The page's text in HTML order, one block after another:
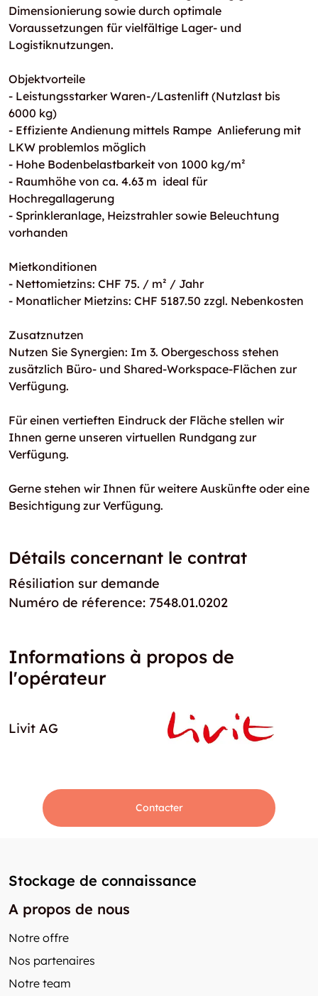
Dimensionierung sowie durch optimale
Voraussetzungen für vielfältige Lager- und
Logistiknutzungen.
Objektvorteile
- Leistungsstarker Waren-/Lastenlift (Nutzlast bis
6000 kg)
- Effiziente Andienung mittels Rampe  Anlieferung mit
LKW problemlos möglich
- Hohe Bodenbelastbarkeit von 1000 kg/m²
- Raumhöhe von ca. 4.63 m  ideal für
Hochregallagerung
- Sprinkleranlage, Heizstrahler sowie Beleuchtung
vorhanden
Mietkonditionen
- Nettomietzins: CHF 75. / m² / Jahr
- Monatlicher Mietzins: CHF 5187.50 zzgl. Nebenkosten
Zusatznutzen
Nutzen Sie Synergien: Im 3. Obergeschoss stehen
zusätzlich Büro- und Shared-Workspace-Flächen zur
Verfügung.
Für einen vertieften Eindruck der Fläche stellen wir
Ihnen gerne unseren virtuellen Rundgang zur
Verfügung.
Gerne stehen wir Ihnen für weitere Auskünfte oder eine
Besichtigung zur Verfügung.
Détails concernant le contrat
Résiliation sur demande
Numéro de réference: 7548.01.0202
Informations à propos de
l'opérateur
Livit AG
Contacter
Stockage de connaissance
A propos de nous
Notre offre
Nos partenaires
Notre team